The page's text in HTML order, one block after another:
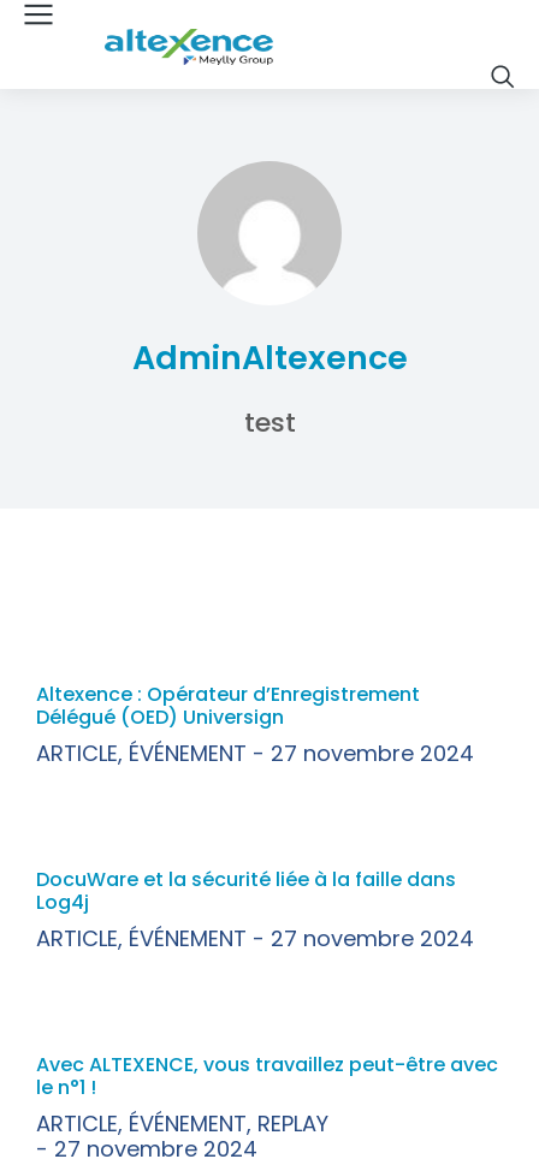
AdminAltexence
test
Altexence : Opérateur d’Enregistrement
Délégué (OED) Universign
ARTICLE, ÉVÉNEMENT 27 novembre 2024
DocuWare et la sécurité liée à la faille dans
Log4j
ARTICLE, ÉVÉNEMENT 27 novembre 2024
Avec ALTEXENCE, vous travaillez peut-être avec
le n°1 !
ARTICLE, ÉVÉNEMENT, REPLAY
27 novembre 2024